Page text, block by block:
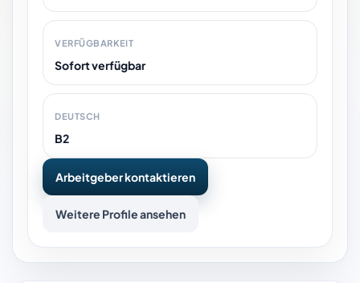
VERFÜGBARKEIT
Sofort verfügbar
DEUTSCH
B2
Arbeitgeber kontaktieren
Weitere Profile ansehen